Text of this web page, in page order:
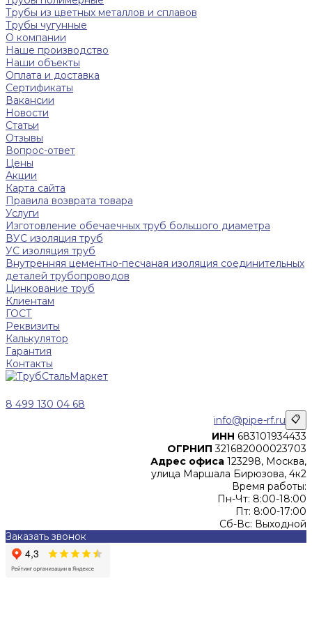
Трубы из цветных металлов и сплавов
Трубы чугунные
О компании
Наше производство
Наши объекты
Оплата и доставка
Сертификаты
Вакансии
Новости
Статьи
Отзывы
Вопрос-ответ
Цены
Акции
Карта сайта
Правила возврата товара
Услуги
Изготовление обечаечных труб большого диаметра
ВУС изоляция труб
УС изоляция труб
Внутренняя цементно-песчаная изоляция соединительных
деталей трубопроводов
Цинкование труб
Клиентам
ГОСТ
Реквизиты
Калькулятор
Гарантия
Контакты
8 499 130 04 68
info@pipe-rf.ru 📋
ИНН 683101934433
ОГРНИП 321682000023703
Адрес офиса 123298, Москва,
улица Маршала Бирюзова, 4к2
Время работы:
Пн-Чт: 8:00-18:00
Пт: 8:00-17:00
Сб-Вс: Выходной
Заказать звонок